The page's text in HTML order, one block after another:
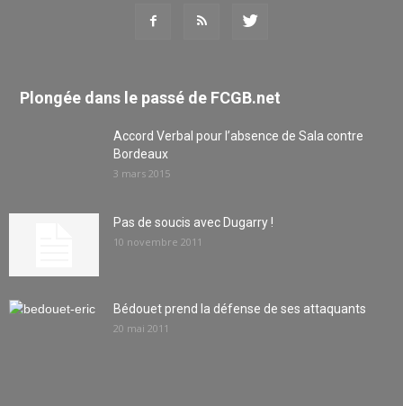
Plongée dans le passé de FCGB.net
Accord Verbal pour l’absence de Sala contre
Bordeaux
3 mars 2015
Pas de soucis avec Dugarry !
10 novembre 2011
Bédouet prend la défense de ses attaquants
20 mai 2011